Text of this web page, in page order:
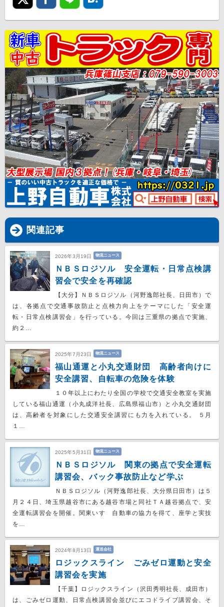
関連記事
2026年3月19日 物流ニュース
ＮＢＳロジソル 安全運転・日常点検講
習会で安全を再確認
【大分】ＮＢＳロジソル（河野逸郎社長、日田市）で
は、各拠点で交通事故防止と点検力向上をテーマにした「安全運
転・日常点検講習会」を行っている。今回は三重県の拠点で実施、
約２…
2025年7月23日 物流ニュース
福山通運と小丸交通財団 高齢者向けに
安全講習、自転車の危険を体験
１０年以上にわたり全国の学校で交通安全教室を実施
している福山通運（小丸成洋社長、広島県福山市）と小丸交通財団
は、高齢者を対象にした交通安全講習にも力を入れている。 ５月
１…
2025年5月31日 物流ニュース
ＮＢＳロジソル 関東の拠点で安全運転
講習会、バック事故防止など学ぶ
ＮＢＳロジソル（河野逸郎社長、大分県日田市）は５
月２４日、埼玉県越谷市にある越谷市場と同社ＴＡ越谷拠点で、安
全運転講習会を開催。関東いすゞ自動車の協力を得て、座学と実技
を…
2024年8月13日 運送会社
ロジックスライン ごみゼロ運動と安全
講習会を実施
【千葉】ロジックスライン（沢田秀明社長、成田市）
は、ごみゼロ運動、日常点検講習会並びにエコドライブ講習会、そ